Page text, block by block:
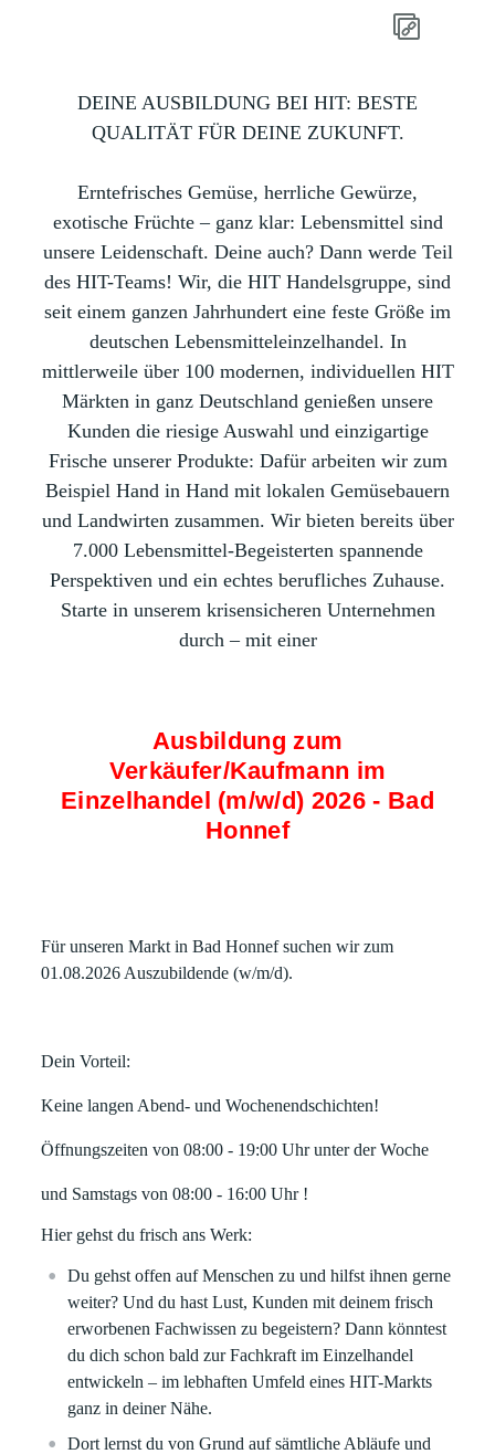
DEINE AUSBILDUNG BEI HIT: BESTE
QUALITÄT FÜR DEINE ZUKUNFT.
Erntefrisches Gemüse, herrliche Gewürze,
exotische Früchte – ganz klar: Lebensmittel sind
unsere Leidenschaft. Deine auch? Dann werde Teil
des HIT-Teams! Wir, die HIT Handelsgruppe, sind
seit einem ganzen Jahrhundert eine feste Größe im
deutschen Lebensmitteleinzelhandel. In
mittlerweile über 100 modernen, individuellen HIT
Märkten in ganz Deutschland genießen unsere
Kunden die riesige Auswahl und einzigartige
Frische unserer Produkte: Dafür arbeiten wir zum
Beispiel Hand in Hand mit lokalen Gemüsebauern
und Landwirten zusammen. Wir bieten bereits über
7.000 Lebensmittel-Begeisterten spannende
Perspektiven und ein echtes berufliches Zuhause.
Starte in unserem krisensicheren Unternehmen
durch – mit einer
Ausbildung zum
Verkäufer/Kaufmann im
Einzelhandel (m/w/d) 2026 - Bad
Honnef
Für unseren Markt in Bad Honnef suchen wir zum
01.08.2026 Auszubildende (w/m/d).
Dein Vorteil:
Keine langen Abend- und Wochenendschichten!
Öffnungszeiten von 08:00 - 19:00 Uhr unter der Woche
und Samstags von 08:00 - 16:00 Uhr !
Hier gehst du frisch ans Werk:
Du gehst offen auf Menschen zu und hilfst ihnen gerne
weiter? Und du hast Lust, Kunden mit deinem frisch
erworbenen Fachwissen zu begeistern? Dann könntest
du dich schon bald zur Fachkraft im Einzelhandel
entwickeln – im lebhaften Umfeld eines HIT-Markts
ganz in deiner Nähe.
Dort lernst du von Grund auf sämtliche Abläufe und